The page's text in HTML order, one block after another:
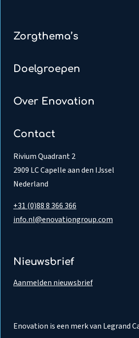
Zorgthema’s
Doelgroepen
Over Enovation
Contact
Rivium Quadrant 2
2909 LC Capelle aan den IJssel
Nederland
+31 (0)88 8 366 366
info.nl@enovationgroup.com
Nieuwsbrief
Aanmelden nieuwsbrief
Enovation is een merk van Legrand